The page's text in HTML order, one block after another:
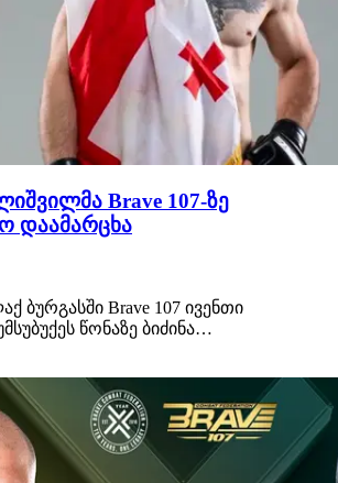
Brave 107-ზე
დაამარცხა
ბურგასში Brave 107 ივენთი
წონაზე ბიძინა
ლუთანდო ბიკო მსაჯების
დაამარცხა და უდიდესი ალბათობით,
ბრძოლა გაინაღდა, სადაც
დაუ…